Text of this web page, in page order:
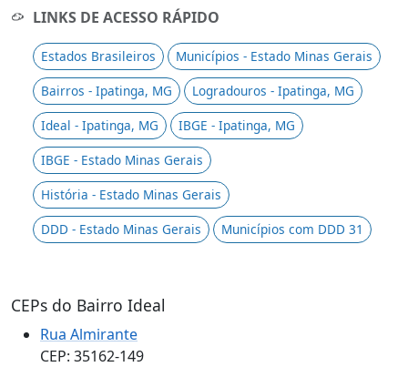
LINKS DE ACESSO RÁPIDO
Estados Brasileiros
Municípios - Estado Minas Gerais
Bairros - Ipatinga, MG
Logradouros - Ipatinga, MG
Ideal - Ipatinga, MG
IBGE - Ipatinga, MG
IBGE - Estado Minas Gerais
História - Estado Minas Gerais
DDD - Estado Minas Gerais
Municípios com DDD 31
CEPs do Bairro Ideal
Rua Almirante
CEP: 35162-149